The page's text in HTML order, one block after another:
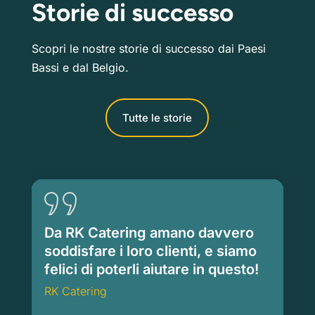
Storie di successo
Scopri le nostre storie di successo dai Paesi
Bassi e dal Belgio.
Tutte le storie
Da RK Catering amano davvero
soddisfare i loro clienti, e siamo
felici di poterli aiutare in questo!
RK Catering